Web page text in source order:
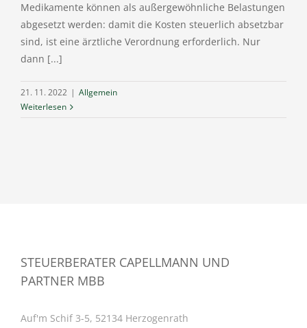
Medikamente können als außergewöhnliche Belastungen
abgesetzt werden: damit die Kosten steuerlich absetzbar
sind, ist eine ärztliche Verordnung erforderlich. Nur
dann [...]
21. 11. 2022 | Allgemein
Weiterlesen
STEUERBERATER CAPELLMANN UND
PARTNER MBB
Auf'm Schif 3-5, 52134 Herzogenrath